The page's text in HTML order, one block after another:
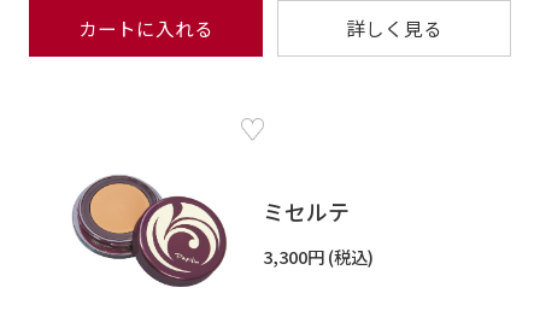
カートに入れる 詳しく見る
ミセルテ
3,300円